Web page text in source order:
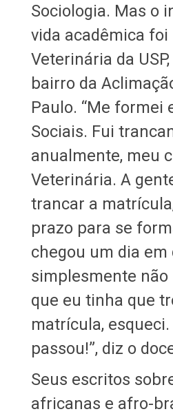
Sociologia. Mas o
vida acadêmica foi
Veterinária da
bairro da
Paulo. “Me formei
Sociais. Fui
anualmente, meu
Veterinária. A
trancar a
prazo para se
chegou um dia em
simplesmente não
que eu tinha que
matrícula,
passou!”, diz o
Seus escritos
africanas e afro-